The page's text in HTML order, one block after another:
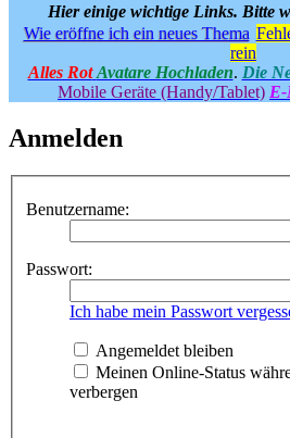
Hier einige wichtige Links. Bitte
Wie eröffne ich ein neues Thema
rein
Alles Rot Avatare Hochladen. Die
Mobile Geräte (Handy/Tablet) E-
Anmelden
Benutzername:
Passwort:
Ich habe mein Passwort
Angemeldet bleiben
Meinen Online-Status
verbergen